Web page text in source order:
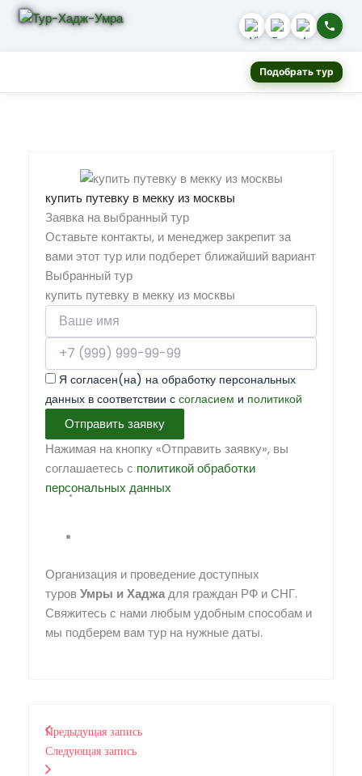
Подобрать тур
купить путевку в мекку из москвы
Заявка на выбранный тур
Оставьте контакты, и менеджер закрепит за
вами этот тур или подберет ближайший вариант
Выбранный тур
купить путевку в мекку из москвы
Я согласен(на) на обработку персональных
данных в соответствии с согласием и политикой
Отправить заявку
Нажимая на кнопку «Отправить заявку», вы
соглашаетесь с политикой обработки
персональных данных
Организация и проведение доступных
туров Умры и Хаджадля граждан РФ и СНГ.
Свяжитесь с нами любым удобным способам и
мы подберем вам тур на нужные даты.
Предыдущая запись
Следующая запись